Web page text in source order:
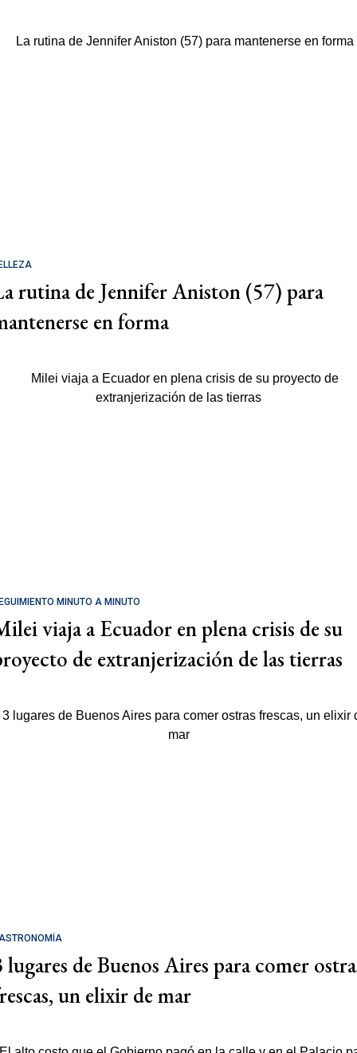
rutina de Jennifer Aniston (57) para
en forma
MINUTO A MINUTO
viaja a Ecuador en plena crisis de su
de extranjerización de las tierras
lugares de Buenos Aires para comer
un elixir de mar